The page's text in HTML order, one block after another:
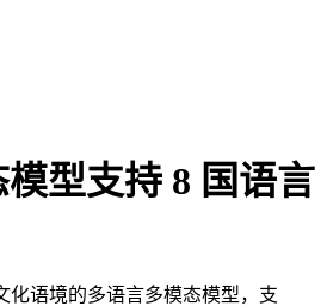
型支持 8 国语言
化语境的多语言多模态模型，支